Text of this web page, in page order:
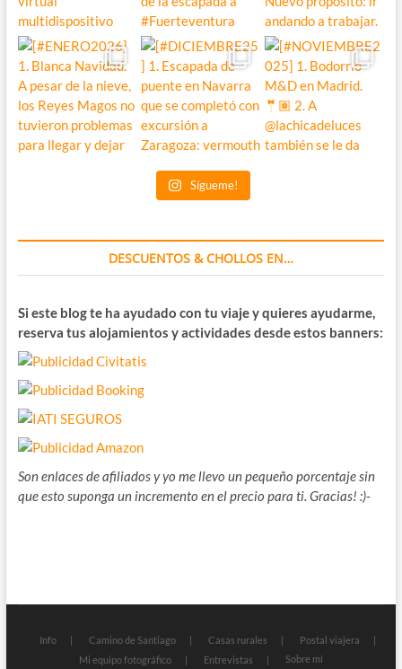
Sígueme!
DESCUENTOS & CHOLLOS EN…
Si este blog te ha ayudado con tu viaje y quieres ayudarme,
reserva tus alojamientos y actividades desde estos banners:
Son enlaces de afiliados y yo me llevo un pequeño porcentaje sin
que esto suponga un incremento en el precio para ti. Gracias! :)-
Info Camino de Santiago Casas rurales
Postal viajera
Mi equipo fotográfico
Entrevistas Sobre mí